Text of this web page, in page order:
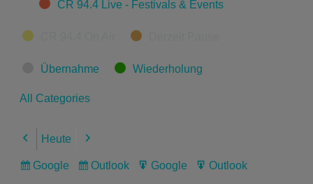
CR 94.4 Live - Festivals & Events
Übernahme Wiederholung
All Categories
Previous
Heute Next
Subscribe
Google
Subscribe
Outlook
Export
Google
Export
Outlook